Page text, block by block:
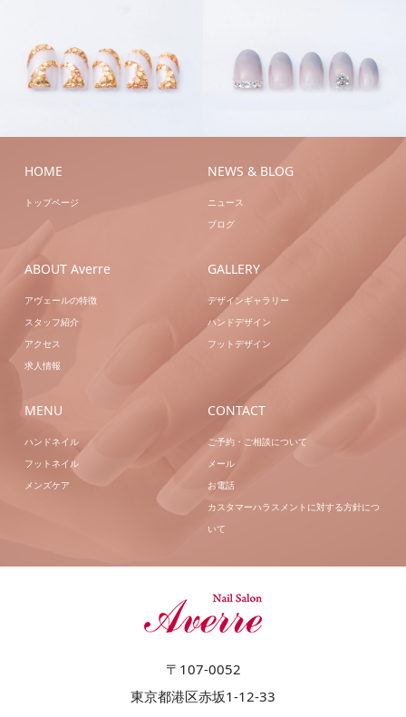
ハン
ルアートB ハンドネ
イル
ハン
ルアートB ハンドネ
イル
HOME
トップページ
NEWS & BLOG
ニュース
ブログ
ABOUT Averre
アヴェールの特徴
スタッフ紹介
アクセス
求人情報
GALLERY
デザインギャラリー
ハンドデザイン
フットデザイン
MENU
ハンドネイル
フットネイル
メンズケア
CONTACT
ご予約・ご相談について
メール
お電話
カスタマーハラスメントに対する方針につ
いて
〒107-0052
東京都港区赤坂1-12-33